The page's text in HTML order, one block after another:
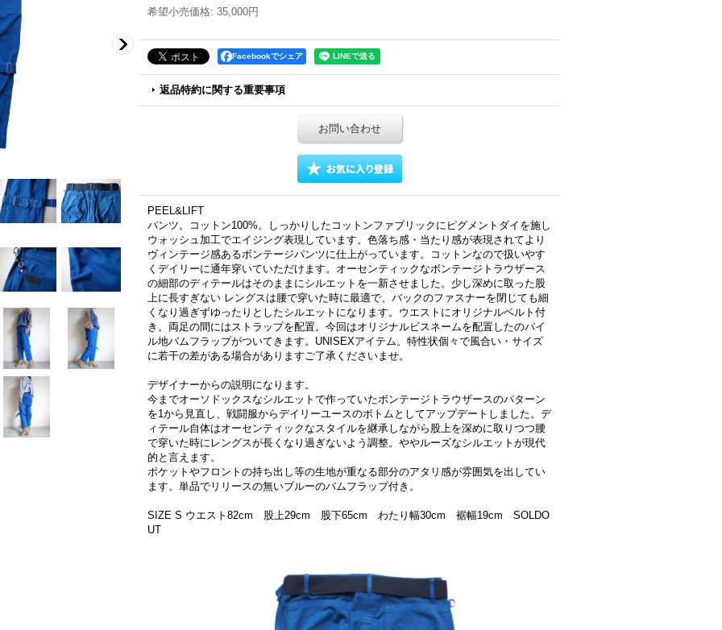
希望小売価格: 35,000円
Facebookでシェア
返品特約に関する重要事項
お問い合わせ
PEEL&LIFT
パンツ。コットン100%。しっかりしたコットンファブリックにピグメントダイを施し
ウォッシュ加工でエイジング表現しています。色落ち感・当たり感が表現されてより
ヴィンテージ感あるボンテージパンツに仕上がっています。コットンなので扱いやす
くデイリーに通年穿いていただけます。オーセンティックなボンテージトラウザース
の細部のディテールはそのままにシルエットを一新させました。少し深めに取った股
上に長すぎない レングスは腰で穿いた時に最適で、バックのファスナーを閉じても細
くなり過ぎずゆったりとしたシルエットになります。ウエストにオリジナルベルト付
き。両足の間にはストラップを配置。今回はオリジナルビスネームを配置したのパイ
ル地バムフラップがついてきます。UNISEXアイテム。特性状個々で風合い・サイズ
に若干の差がある場合がありますご了承くださいませ。
デザイナーからの説明になります。
今までオーソドックスなシルエットで作っていたボンテージトラウザースのパターン
を1から見直し、戦闘服からデイリーユースのボトムとしてアップデートしました。デ
ィテール自体はオーセンティックなスタイルを継承しながら股上を深めに取りつつ腰
で穿いた時にレングスが長くなり過ぎないよう調整。ややルーズなシルエットが現代
的と言えます。
ポケットやフロントの持ち出し等の生地が重なる部分のアタリ感が雰囲気を出してい
ます。単品でリリースの無いブルーのバムフラップ付き。
SIZE S ウエスト82cm 股上29cm 股下65cm わたり幅30cm 裾幅19cm SOLDO
UT